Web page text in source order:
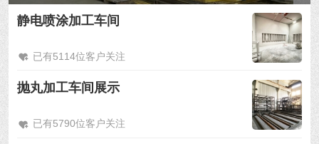
静电喷涂加工车间
已有5114位客户关注
抛丸加工车间展示
已有5790位客户关注